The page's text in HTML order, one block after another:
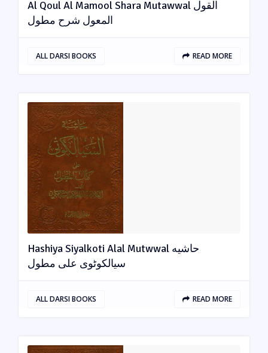
Al Qoul Al Mamool Shara Mutawwal القول
المعول شرح مطول
ALL DARSI BOOKS READ MORE
Hashiya Siyalkoti Alal Mutwwal حاشیه
سیالکوٹوی علی مطول
ALL DARSI BOOKS READ MORE